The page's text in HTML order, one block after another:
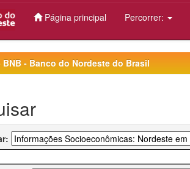
Página principal Percorrer:
BNB - Banco do Nordeste do Brasil